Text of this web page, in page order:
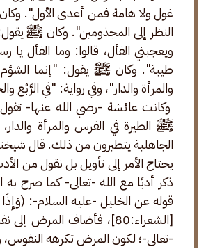
غول ولا هامة فمن أعدى الأول".
النظر إلى المجذومين". وكان ﷺ
ويعجبني الفأل، قالوا: وما الفأل يا
طيبة". وكان ﷺ يقول: "إنما
والمرأة والدار"، وفي رواية: "في الرَّبْع
وكانت عائشة -رضي الله عنها-
ﷺ الطيرة في الفرس والمرأة
الجاهلية يتطيرون من ذلك. قال
يحتاج الأمر إلى تأويل بل نقول من
ذكر أدبًا مع الله -تعالى- كما صرح به
قوله عن الخليل -عليه السلام-:
[الشعراء:80]، فأضاف المرض
-تعالى-؛ لكون المرض تكرهه النفوس،